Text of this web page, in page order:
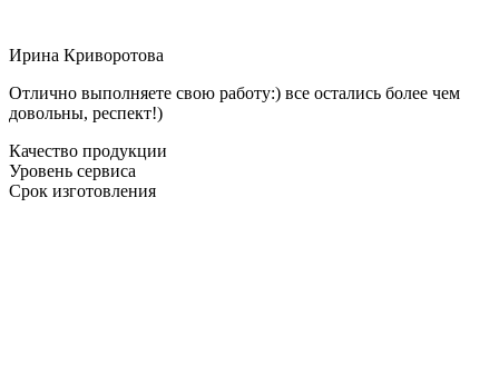
Ирина Криворотова
Отлично выполняете свою работу:) все остались более чем
довольны, респект!)
Качество продукции
Уровень сервиса
Срок изготовления